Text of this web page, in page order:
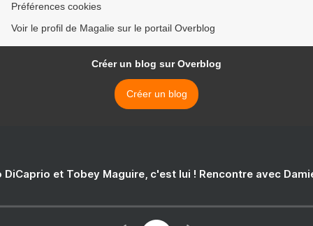
Préférences cookies
Voir le profil de Magalie sur le portail Overblog
Créer un blog sur Overblog
Créer un blog
DiCaprio et Tobey Maguire, c'est lui ! Rencontre avec